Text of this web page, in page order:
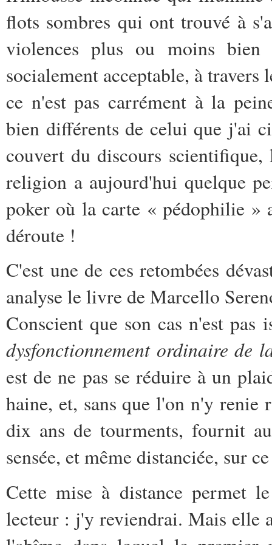
flots sombres qui ont trouvé à
violences plus ou moins bien
socialement acceptable, à travers
ce n'est pas carrément à la
bien différents de celui que j'ai
couvert du discours
religion a aujourd'hui quelque
poker où la carte « pédophilie »
déroute !
C'est une de ces retombées
analyse le livre de Marcello
Conscient que son cas n'est
dysfonctionnement ordinaire de
est de ne pas se réduire à un
haine, et, sans que l'on n'y
dix ans de tourments, fournit
sensée, et même distanciée, sur
Cette mise à distance permet
lecteur : j'y reviendrai. Mais elle